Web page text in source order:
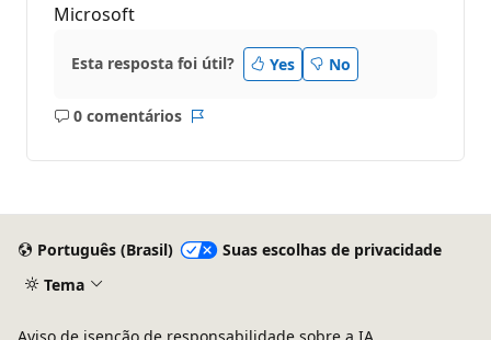
Microsoft
Esta resposta foi útil? Yes No
0 comentários
Sem
Português (Brasil)
Suas escolhas de privacidade
Tema